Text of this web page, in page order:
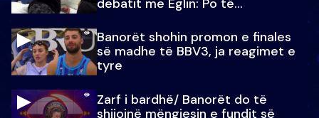
Banorët shohin promon e finales
së madhe të BBV3, ja reagimet e
tyre
Zarf i bardhë/ Banorët do të
shijojnë mëngjesin e fundit së